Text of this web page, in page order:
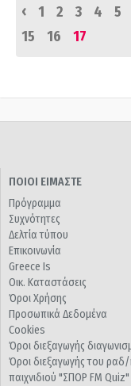
‹
1 2 3 4 5
15
16 17
ΠΟΙΟΙ ΕΙΜΑΣΤΕ
Πρόγραμμα
Συχνότητες
Δελτία τύπου
Επικοινωνία
Greece Is
Οικ. Καταστάσεις
Όροι Χρήσης
Προσωπικά Δεδομένα
Cookies
Όροι διεξαγωγής
Όροι διεξαγωγής του
παιχνιδιού "ΣΠΟΡ FM Quiz"